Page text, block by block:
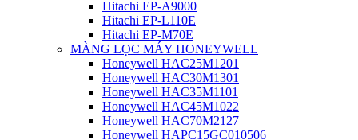
Hitachi EP-A9000
Hitachi EP-L110E
Hitachi EP-M70E
MÀNG LỌC MÁY HONEYWELL
Honeywell HAC25M1201
Honeywell HAC30M1301
Honeywell HAC35M1101
Honeywell HAC45M1022
Honeywell HAC70M2127
Honeywell HAPC15GC010506